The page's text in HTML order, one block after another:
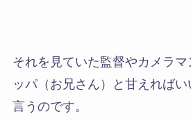
それを見ていた監督やカメラ
ッパ（お兄さん）と甘えれば
言うのです。